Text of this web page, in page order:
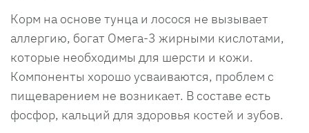
Корм на основе тунца и лосося не вызывает
аллергию, богат Омега-3 жирными кислотами,
которые необходимы для шерсти и кожи.
Компоненты хорошо усваиваются, проблем с
пищеварением не возникает. В составе есть
фосфор, кальций для здоровья костей и зубов.